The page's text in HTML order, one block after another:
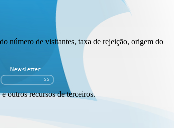
número de visitantes, taxa de rejeição, origem do
outros recursos de terceiros.